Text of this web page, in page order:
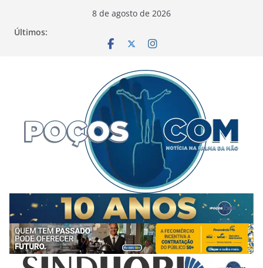
8 de agosto de 2026
Últimos: